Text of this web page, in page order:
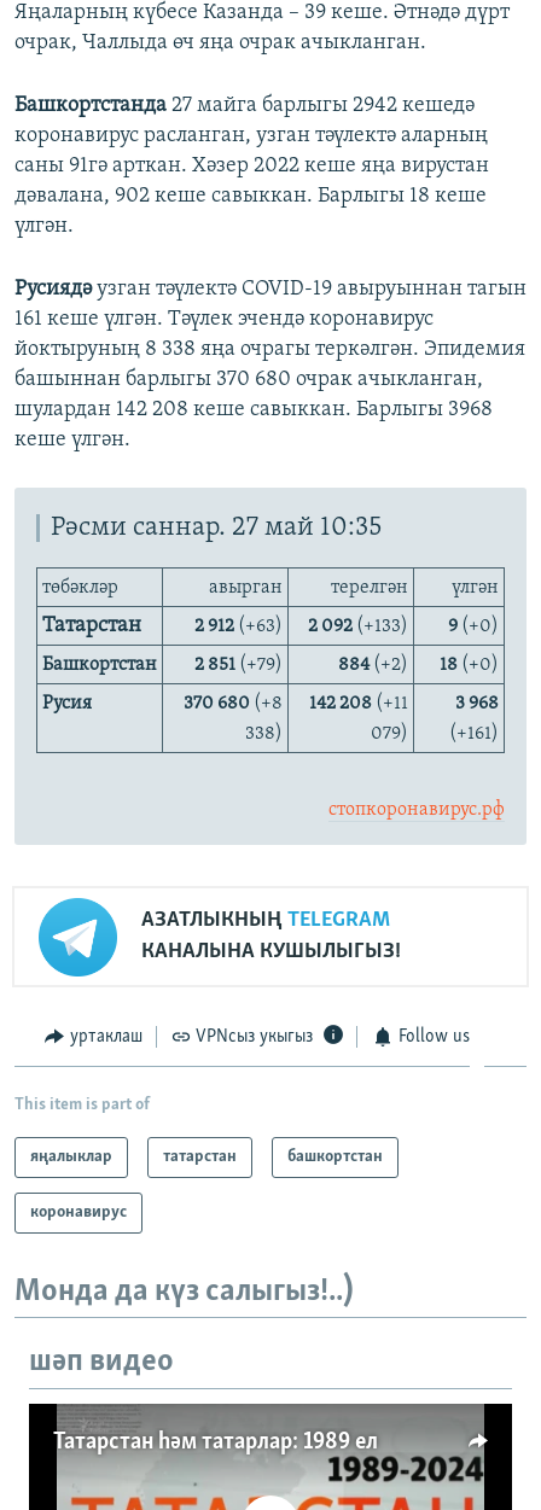
Яңаларның күбесе Казанда – 39 кеше. Әтнәдә дүрт
очрак, Чаллыда өч яңа очрак ачыкланган.
Башкортстанда 27 майга барлыгы 2942 кешедә
коронавирус расланган, узган тәүлектә аларның
саны 91гә арткан. Хәзер 2022 кеше яңа вирустан
дәвалана, 902 кеше савыккан. Барлыгы 18 кеше
үлгән.
Русиядәузган тәүлектә COVID-19 авыруыннан тагын
161 кеше үлгән. Тәүлек эчендә коронавирус
йоктыруның 8 338 яңа очрагы теркәлгән. Эпидемия
башыннан барлыгы 370 680 очрак ачыкланган,
шулардан 142 208 кеше савыккан. Барлыгы 3968
кеше үлгән.
Рәсми саннар. 27 май 10:35
төбәкләр авырган терелгән үлгән
Татарстан 2 912 (+63) 2 092 (+133) 9 (+0)
Башкортстан
2 851 (+79) 884(+2) 18 (+0)
Русия
370 680 (+8
338)
142 208 (+11
079)
3 968
(+161)
стопкоронавирус.рф
АЗАТЛЫКНЫҢ TELEGRAM
КАНАЛЫНА КУШЫЛЫГЫЗ!
уртаклаш VPNсыз укыгыз Follow us
This item is part of
яңалыклар татарстан башкортстан
коронавирус
Монда да күз салыгыз!..)
шәп видео
Татарстан һәм татарлар: 1989 ел